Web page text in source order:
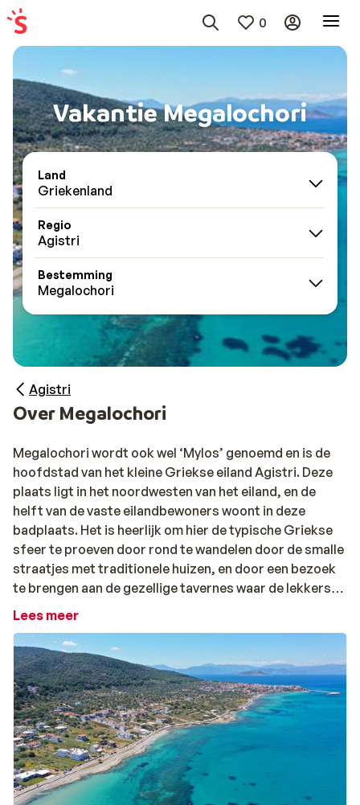
0
Vakantie Megalochori
Land
Griekenland
Regio
Agistri
Bestemming
Megalochori
Agistri
Over Megalochori
Megalochori wordt ook wel ‘Mylos’ genoemd en is de
hoofdstad van het kleine Griekse eiland Agistri. Deze
plaats ligt in het noordwesten van het eiland, en de
helft van de vaste eilandbewoners woont in deze
badplaats. Het is heerlijk om hier de typische Griekse
sfeer te proeven door rond te wandelen door de smalle
straatjes met traditionele huizen, en door een bezoek
te brengen aan de gezellige tavernes waar de lekkerste
gerechten worden geserveerd. Op het prachtige
zwemmen in het kristalheldere zeewater.
Lees meer